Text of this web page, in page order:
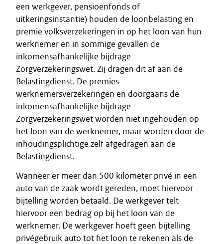
een werkgever, pensioenfonds of
uitkeringsinstantie) houden de loonbelasting en
premie volksverzekeringen in op het loon van hun
werknemer en in sommige gevallen de
inkomensafhankelijke bijdrage
Zorgverzekeringswet. Zij dragen dit af aan de
Belastingdienst. De premies
werknemersverzekeringen en doorgaans de
inkomensafhankelijke bijdrage
Zorgverzekeringswet worden niet ingehouden op
het loon van de werknemer, maar worden door de
inhoudingsplichtige zelf afgedragen aan de
Belastingdienst.
Wanneer er meer dan 500 kilometer privé in een
auto van de zaak wordt gereden, moet hiervoor
bijtelling worden betaald. De werkgever telt
hiervoor een bedrag op bij het loon van de
werknemer. De werkgever hoeft geen bijtelling
privégebruik auto tot het loon te rekenen als de